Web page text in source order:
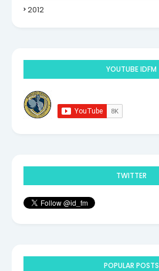
2012
YOUTUBE IDFM
TWITTER
POPULAR POSTS